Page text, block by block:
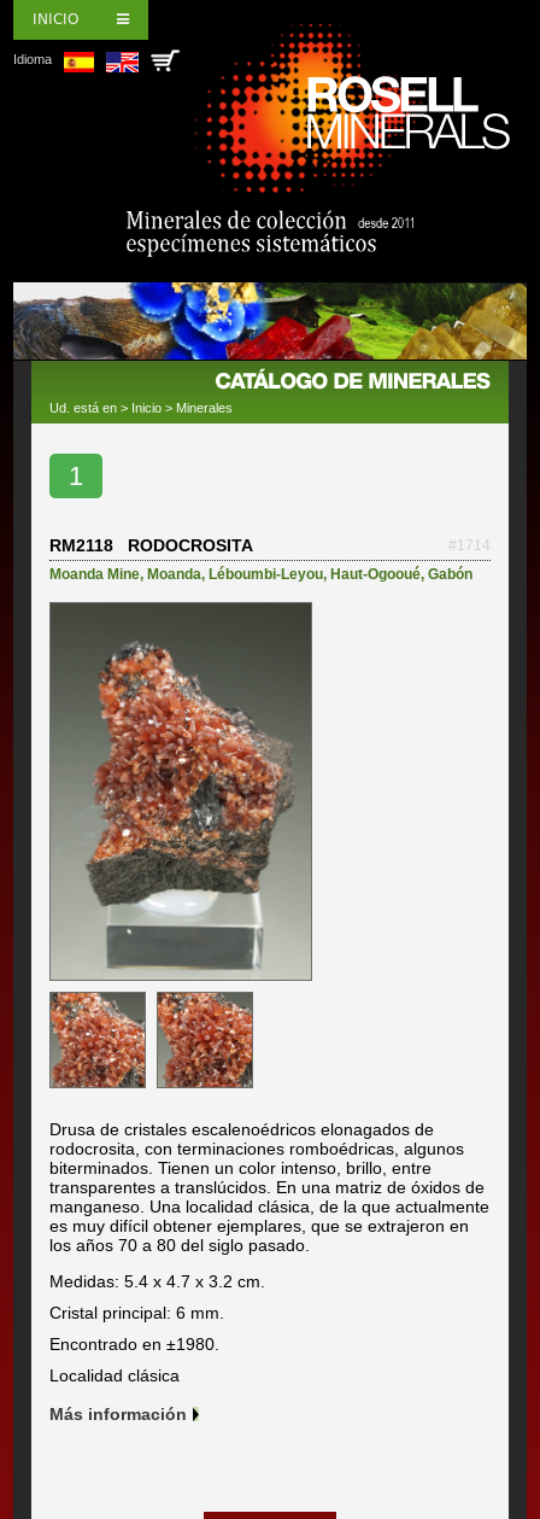
INICIO
Idioma
Ud. está en > Inicio > Minerales
1
RM2118 RODOCROSITA
#1714
Moanda Mine,Moanda,Léboumbi-Leyou,Haut-Ogooué,Gabón
Drusa de cristales escalenoédricos elonagados de
rodocrosita, con terminaciones romboédricas, algunos
biterminados. Tienen un color intenso, brillo, entre
transparentes a translúcidos. En una matriz de óxidos de
manganeso. Una localidad clásica, de la que actualmente
es muy difícil obtener ejemplares, que se extrajeron en
los años 70 a 80 del siglo pasado.
Medidas: 5.4 x 4.7 x 3.2 cm.
Cristal principal: 6 mm.
Encontrado en ±1980.
Localidad clásica
Más información